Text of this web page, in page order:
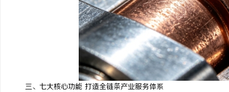
三、七大核心功能 打造全链条产业服务体系